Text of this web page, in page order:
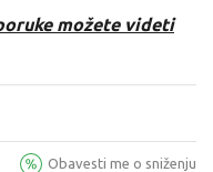
možete videti
Obavesti me o sniženju